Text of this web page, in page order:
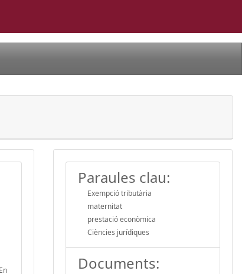
Paraules clau:
Exempció tributària
maternitat
prestació econòmica
Ciències jurídiques
Documents: